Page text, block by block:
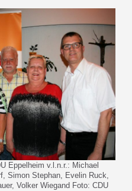
Eppelheim v.l.n.r.: Michael
Simon Stephan, Evelin Ruck,
Volker Wiegand Foto: CDU